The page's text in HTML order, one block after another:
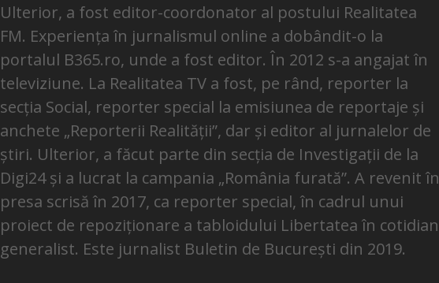
Ulterior, a fost editor-coordonator al postului Realitatea
FM. Experiența în jurnalismul online a dobândit-o la
portalul B365.ro, unde a fost editor. În 2012 s-a angajat în
televiziune. La Realitatea TV a fost, pe rând, reporter la
secția Social, reporter special la emisiunea de reportaje și
anchete „Reporterii Realității”, dar și editor al jurnalelor de
știri. Ulterior, a făcut parte din secția de Investigații de la
Digi24 și a lucrat la campania „România furată”. A revenit în
presa scrisă în 2017, ca reporter special, în cadrul unui
proiect de repoziționare a tabloidului Libertatea în cotidian
generalist. Este jurnalist Buletin de București din 2019.